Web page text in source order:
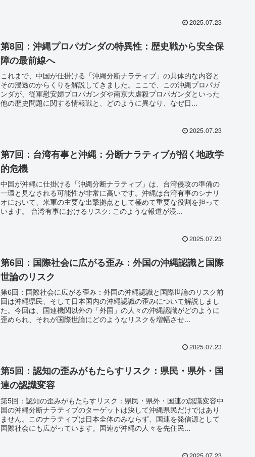
2025.07.23
第8回：沖縄プロパガンダの特異性：歴史戦から安全保
障の最前線へ
これまで、中国が仕掛ける「沖縄分断ナラティブ」の具体的な内容と
その浸透のからくりを解説してきました。ここで、この沖縄プロパガ
ンダが、従軍慰安婦プロパガンダや南京大虐殺プロパガンダといった
他の歴史問題に関する情報戦と、どのように異なり、なぜ日...
2025.07.23
第7回：台湾有事と沖縄：分断ナラティブが招く地政学
的危機
中国が沖縄に仕掛ける「沖縄分断ナラティブ」は、台湾侵攻の準備の
一環と見なされる可能性が非常に高いです。沖縄は台湾有事のシナリ
オにおいて、米軍の主要な出撃拠点として極めて重要な役割を担って
います。 台湾有事におけるリスク: このような報道が浸...
2025.07.23
第6回：国際社会に広がる歪み：外国の沖縄認識と国際
世論のリスク
第6回：国際社会に広がる歪み：外国の沖縄認識と国際世論のリスク前
回は沖縄県民、そして日本国内の沖縄認識の歪みについて解説しまし
た。今回は、国連機関以外の「外国」の人々の沖縄認識がどのように
歪められ、それが国際世論にどのようなリスクを増幅させ...
2025.07.23
第5回：認知の歪みがもたらすリスク：県民・県外・国
連の認識変容
第5回：認知の歪みがもたらすリスク：県民・県外・国連の認識変容中
国の沖縄分断ナラティブのターゲットは決して沖縄県民だけではあり
ません。このナラティブは日本全体のみならず、国連を発信源として
国際社会にも広がっています。国連が沖縄の人々を先住民...